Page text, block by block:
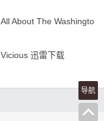
About The Washingto
迅雷下载
导航